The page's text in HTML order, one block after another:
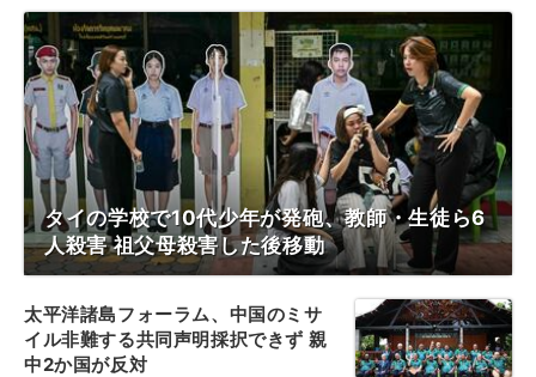
タイの学校で10代少年が発砲、教師・生徒ら6
人殺害 祖父母殺害した後移動
太平洋諸島フォーラム、中国のミサ
イル非難する共同声明採択できず 親
中2か国が反対